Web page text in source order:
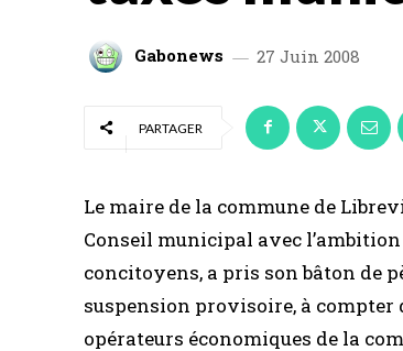
Gabonews 27 Juin 2008
PARTAGER
Le maire de la commune de
Conseil municipal avec
concitoyens, a pris son bâton de
suspension provisoire, à compter
opérateurs économiques de la